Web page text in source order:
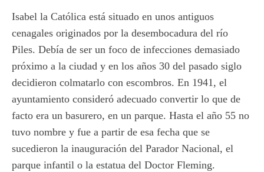
Isabel la Católica está situado en unos antiguos
cenagales originados por la desembocadura del río
Piles. Debía de ser un foco de infecciones demasiado
próximo a la ciudad y en los años 30 del pasado siglo
decidieron colmatarlo con escombros. En 1941, el
ayuntamiento consideró adecuado convertir lo que de
facto era un basurero, en un parque. Hasta el año 55 no
tuvo nombre y fue a partir de esa fecha que se
sucedieron la inauguración del Parador Nacional, el
parque infantil o la estatua del Doctor Fleming.